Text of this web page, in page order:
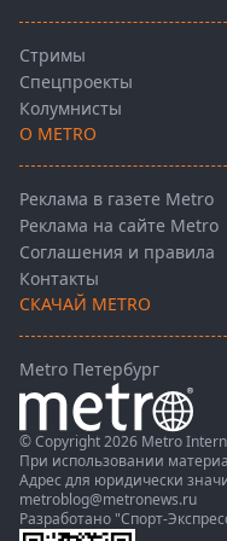
Стримы
Спецпроекты
Колумнисты
О METRO
Реклама в газете Metro
Реклама на сайте Metro
Соглашения и правила
Контакты
СКАЧАЙ METRO
Metro Петербург
© Copyright 2026 Metro
При использовании
Адрес для юридически
metroblog@metronews.ru
Разработано "Спорт-